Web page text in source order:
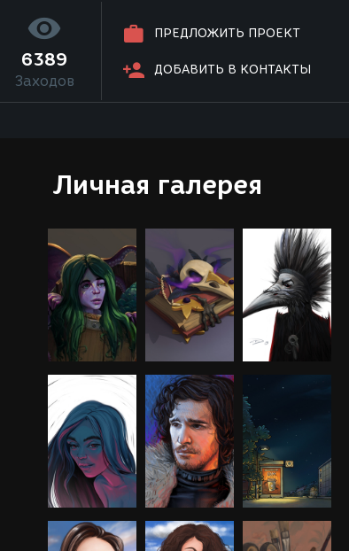
ПРЕДЛОЖИТЬ ПРОЕКТ
ДОБАВИТЬ В КОНТАКТЫ
6389
Заходов
Личная галерея